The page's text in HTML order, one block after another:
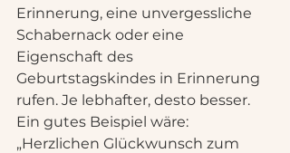
Erinnerung, eine unvergessliche
Schabernack oder eine
Eigenschaft des
Geburtstagskindes in Erinnerung
rufen. Je lebhafter, desto besser.
Ein gutes Beispiel wäre:
„Herzlichen Glückwunsch zum